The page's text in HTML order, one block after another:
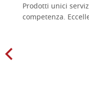
Prodotti unici
competenza.